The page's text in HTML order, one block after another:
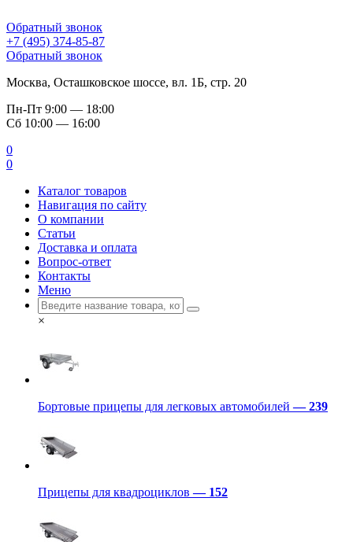
Обратный звонок
+7 (495) 374-85-87
Обратный звонок
Москва, Осташковское шоссе, вл. 1Б, стр. 20
Пн-Пт 9:00 — 18:00
Сб 10:00 — 16:00
0
0
Каталог товаров
Навигация по сайту
О компании
Статьи
Доставка и оплата
Вопрос-ответ
Контакты
Меню
×
Бортовые прицепы для легковых автомобилей— 239
Прицепы для квадроциклов— 152